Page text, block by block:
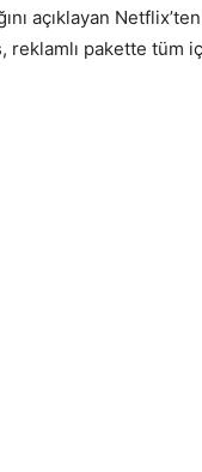
açıklayan
reklamlı pakette tüm